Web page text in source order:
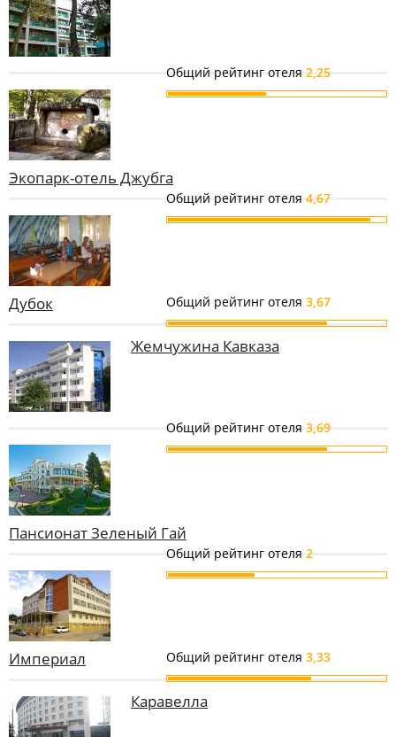
Общий рейтинг отеля 2,25
Экопарк-отель Джубга
Общий рейтинг отеля 4,67
Дубок Общий рейтинг отеля 3,67
Жемчужина Кавказа
Общий рейтинг отеля 3,69
Пансионат Зеленый Гай
Общий рейтинг отеля 2
Империал Общий рейтинг отеля 3,33
Каравелла